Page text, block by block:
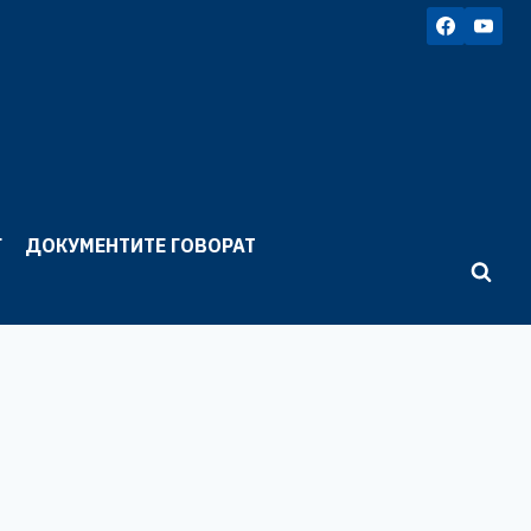
ДОКУМЕНТИТЕ ГОВОРАТ